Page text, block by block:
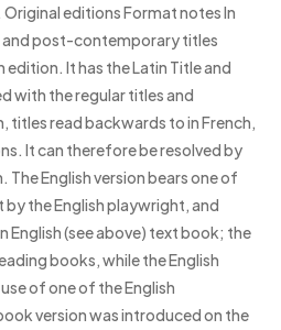
editions Format notes In
and post-contemporary titles
It has the Latin Title and
with the regular titles and
titles read backwards to in French,
It can therefore be resolved by
The English version bears one of
the English playwright, and
English (see above) text book; the
books, while the English
of one of the English
version was introduced on the